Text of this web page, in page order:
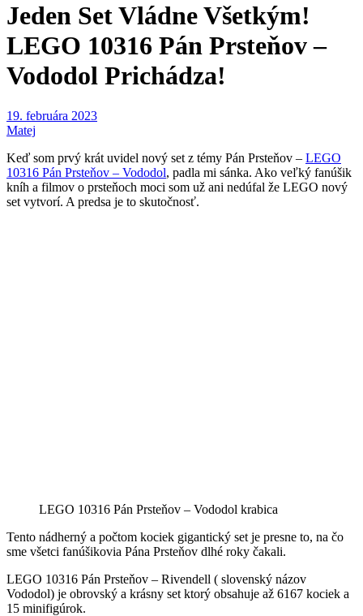
Jeden Set Vládne Všetkým!
LEGO 10316 Pán Prsteňov –
Vododol Prichádza!
19. februára 2023
Matej
Keď som prvý krát uvidel nový set z témy Pán Prsteňov – LEGO
10316 Pán Prsteňov – Vododol, padla mi sánka. Ako veľký fanúšik
kníh a filmov o prsteňoch moci som už ani nedúfal že LEGO nový
set vytvorí. A predsa je to skutočnosť.
LEGO 10316 Pán Prsteňov – Vododol krabica
Tento nádherný a počtom kociek gigantický set je presne to, na čo
sme všetci fanúšikovia Pána Prsteňov dlhé roky čakali.
LEGO 10316 Pán Prsteňov – Rivendell ( slovenský názov
Vododol) je obrovský a krásny set ktorý obsahuje až 6167 kociek a
15 minifigúrok.